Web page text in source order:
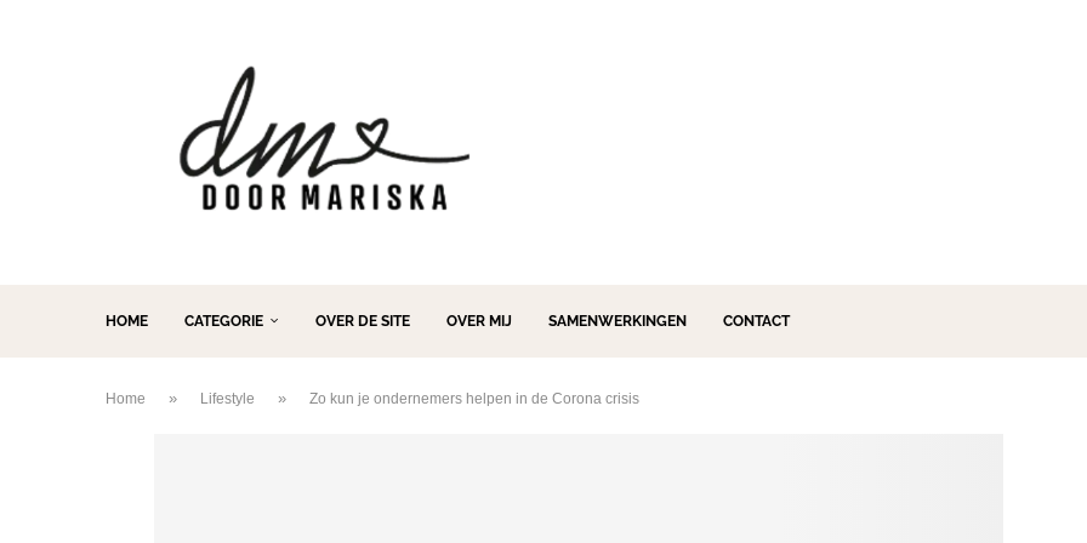
HOME CATEGORIE OVER DE SITE OVER MIJ SAMENWERKINGEN CONTACT
Home » Lifestyle » Zo kun je ondernemers helpen in de Corona crisis